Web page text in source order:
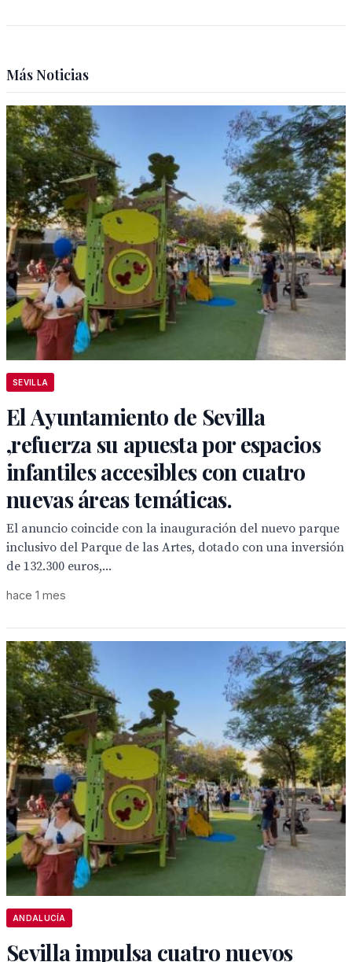
Más Noticias
SEVILLA
El Ayuntamiento de Sevilla
,refuerza su apuesta por espacios
infantiles accesibles con cuatro
nuevas áreas temáticas.
El anuncio coincide con la inauguración del nuevo parque
inclusivo del Parque de las Artes, dotado con una inversión
de 132.300 euros,...
hace 1 mes
ANDALUCÍA
Sevilla impulsa cuatro nuevos